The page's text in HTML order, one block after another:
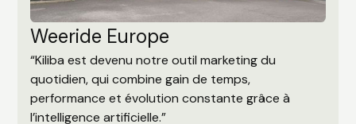
Weeride Europe
“Kiliba est devenu notre outil marketing du
quotidien, qui combine gain de temps,
performance et évolution constante grâce à
l’intelligence artificielle.”